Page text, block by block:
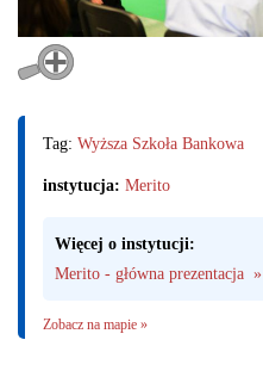
Tag: Wyższa Szkoła Bankowa
instytucja: Merito
Więcej o instytucji:
Merito - główna prezentacja  »
Zobacz na mapie »